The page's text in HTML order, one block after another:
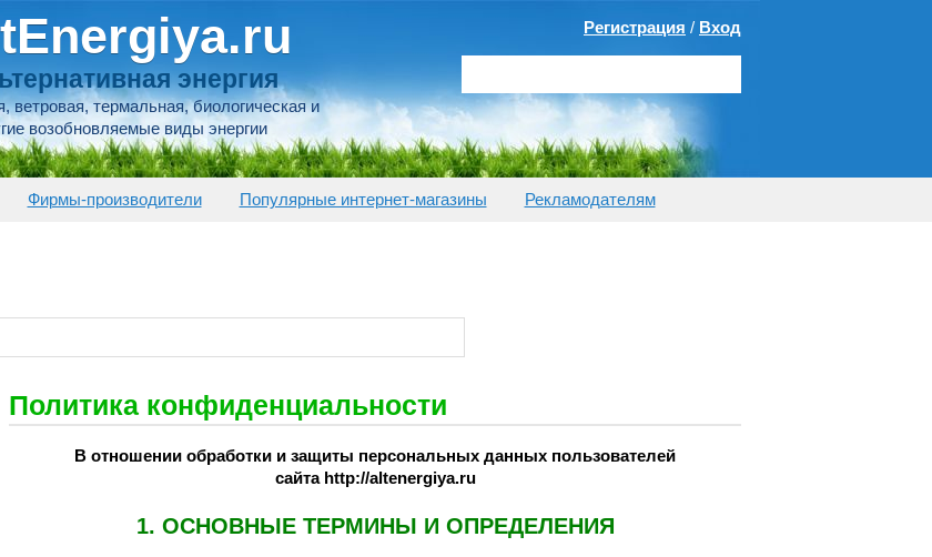
энергия
ветровая, термальная, биологическая и
возобновляемые виды энергии
Регистрация / Вход
Фирмы-производители Популярные интернет-магазины Рекламодателям
Политика конфиденциальности
В отношении обработки и защиты персональных данных пользователей
сайта http://altenergiya.ru
1. ОСНОВНЫЕ ТЕРМИНЫ И ОПРЕДЕЛЕНИЯ